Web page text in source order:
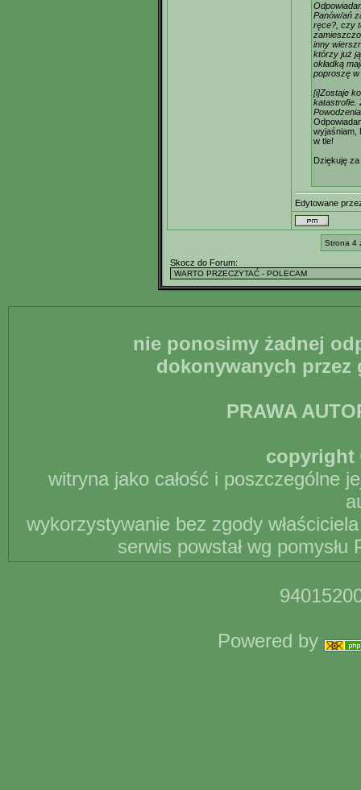
Panów/ań
ręce?, czy
inny
którzy już
okładką
poproszę w
[i]Zostaje
katastrofie.
Powodzenia
wyjaśniam,
w tle!
Dziękuję
Edytowane
Strona 4
Skocz do Forum:
nie ponosimy żadnej
dokonywanych
PRAWA
copyright
witryna jako całość i poszczególne
wykorzystywanie bez zgody
serwis powstał wg
Powered by